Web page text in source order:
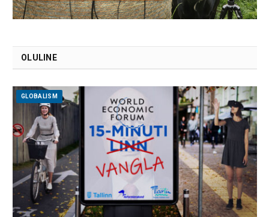
OLULINE
GLOBALISM